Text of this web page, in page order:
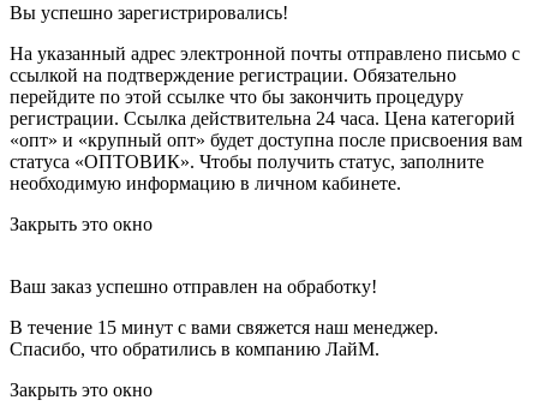
Вы успешно зарегистрировались!
На указанный адрес электронной почты отправлено письмо с
ссылкой на подтверждение регистрации. Обязательно
перейдите по этой ссылке что бы закончить процедуру
регистрации. Ссылка действительна 24 часа. Цена категорий
«опт» и «крупный опт» будет доступна после присвоения вам
статуса «ОПТОВИК». Чтобы получить статус, заполните
необходимую информацию в личном кабинете.
Закрыть это окно
Ваш заказ успешно отправлен на обработку!
В течение 15 минут с вами свяжется наш менеджер.
Спасибо, что обратились в компанию ЛайМ.
Закрыть это окно